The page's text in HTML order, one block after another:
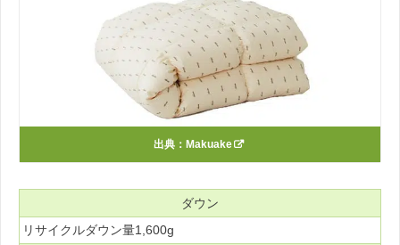
出典： Makuake
ダウン
リサイクルダウン量1,600g